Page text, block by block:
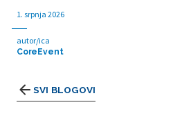
SVI BLOGOVI
1. srpnja 2026
autor/ica
CoreEvent